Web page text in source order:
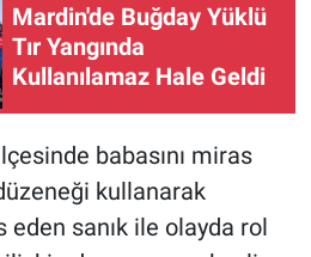
Mardin'de Buğday Yüklü
Tır Yangında
Kullanılamaz Hale Geldi
babasını miras
kullanarak
sanık ile olayda rol